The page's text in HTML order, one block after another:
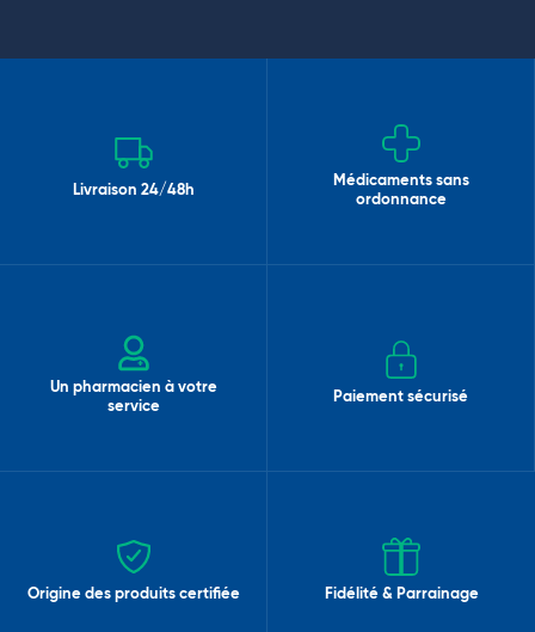
Livraison 24/48h
Médicaments sans
ordonnance
Un pharmacien à votre
service
Paiement sécurisé
Origine des produits certifiée Fidélité & Parrainage